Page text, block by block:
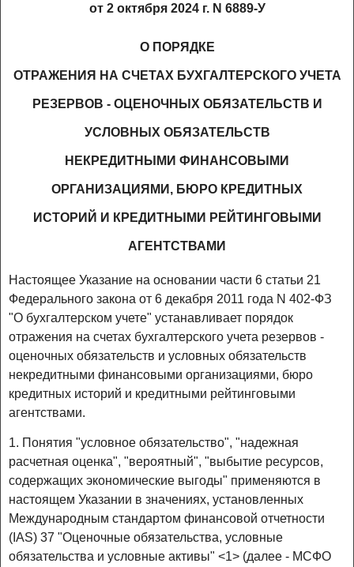
от 2 октября 2024 г. N 6889-У
О ПОРЯДКЕ
ОТРАЖЕНИЯ НА СЧЕТАХ БУХГАЛТЕРСКОГО УЧЕТА
РЕЗЕРВОВ - ОЦЕНОЧНЫХ ОБЯЗАТЕЛЬСТВ И
УСЛОВНЫХ ОБЯЗАТЕЛЬСТВ
НЕКРЕДИТНЫМИ ФИНАНСОВЫМИ
ОРГАНИЗАЦИЯМИ, БЮРО КРЕДИТНЫХ
ИСТОРИЙ И КРЕДИТНЫМИ РЕЙТИНГОВЫМИ
АГЕНТСТВАМИ
Настоящее Указание на основании части 6 статьи 21
Федерального закона от 6 декабря 2011 года N 402-ФЗ
"О бухгалтерском учете" устанавливает порядок
отражения на счетах бухгалтерского учета резервов -
оценочных обязательств и условных обязательств
некредитными финансовыми организациями, бюро
кредитных историй и кредитными рейтинговыми
агентствами.
1. Понятия "условное обязательство", "надежная
расчетная оценка", "вероятный", "выбытие ресурсов,
содержащих экономические выгоды" применяются в
настоящем Указании в значениях, установленных
Международным стандартом финансовой отчетности
(IAS) 37 "Оценочные обязательства, условные
обязательства и условные активы" <1> (далее - МСФО